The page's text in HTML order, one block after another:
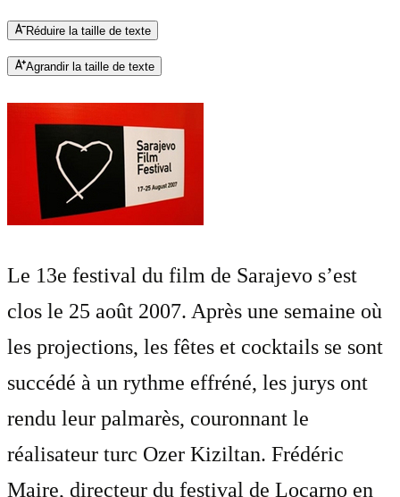
Réduire la taille de texte
Agrandir la taille de texte
Le 13e festival du film de Sarajevo s’est
clos le 25 août 2007. Après une semaine où
les projections, les fêtes et cocktails se sont
succédé à un rythme effréné, les jurys ont
rendu leur palmarès, couronnant le
réalisateur turc Ozer Kiziltan. Frédéric
Maire, directeur du festival de Locarno en